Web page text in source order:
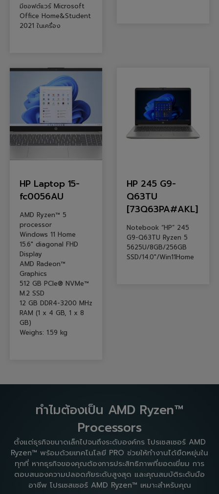
มีซอฟต์แวร์ Microsoft
Office Home&Student
2021 ในเครื่อง
HP Laptop 15-
fc0056AU
AMD Ryzen™ 5
processor
Windows 11 Home
15.6″ diagonal FHD
Display
AMD Radeon™
Graphics
512 GB PCIe® NVMe™
M.2 SSD
12 GB DDR4-3200 MHz
RAM (1 x 4 GB, 1 x 8
GB)
Weighs: 1.59 kg
HP 245 G9-
Q63TU
[73Q63PA#AKL]
Notebook “HP” 245
G9-Q63TU Ryzen 5
5625U/8GB/256GB
SSD/14.0″/Win11Home
ทำไมต้องเป็น AMD Ryzen™
Processors
ตั้งแต่ธุรกิจขนาดเล็กไปจนถึงระดับองค์กร โปรเซสเซอร์ AMD
Ryzen™ พร้อมด้วยเทคโนโลยี PRO ช่วยให้ทำงานได้ยืดหยุ่นใน
ทุกที่ หากธุรกิจของคุณต้องการประสิทธิภาพที่ยอดเยี่ยม การ
ตอบสนองความปลอดภัยระดับสูงสุด และคุณสมบัติระดับมือ
อาชีพ โปรเซสเซอร์ AMD Ryzen™ เหมาะสำหรับคุณ